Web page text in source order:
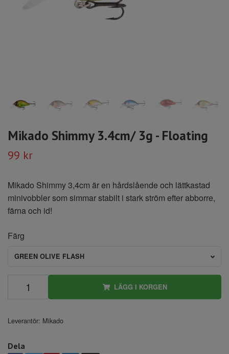
Mikado Shimmy 3.4cm/ 3g - Floating
99 kr
Mikado Shimmy 3,4cm är en hårdslående och lättkastad
minivobbler som simmar stabilt i stark ström efter abborre,
färna och id!
Färg
GREEN OLIVE FLASH
LÄGG I KORGEN
Leverantör: Mikado
Dela